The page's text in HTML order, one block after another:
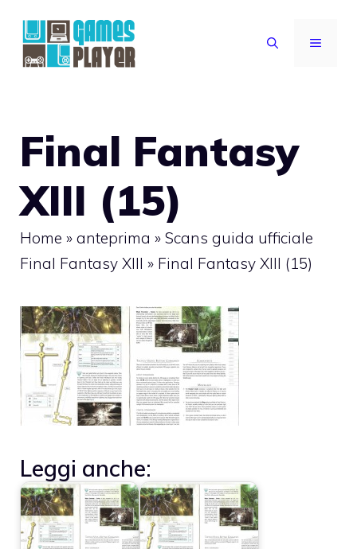
contenuto
MENU
Final Fantasy
XIII (15)
Home » anteprima » Scans guida ufficiale
Final Fantasy XIII » Final Fantasy XIII (15)
Leggi anche: